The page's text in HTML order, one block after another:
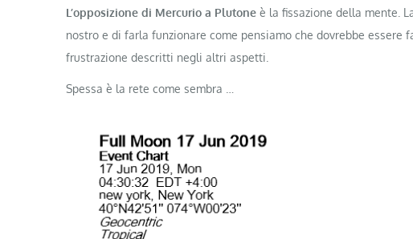
L’opposizione di Mercurio a Plutone è la fissazione della mente.
nostro e di farla funzionare come pensiamo che dovrebbe essere
frustrazione descritti negli altri aspetti.
Spessa è la rete come sembra …